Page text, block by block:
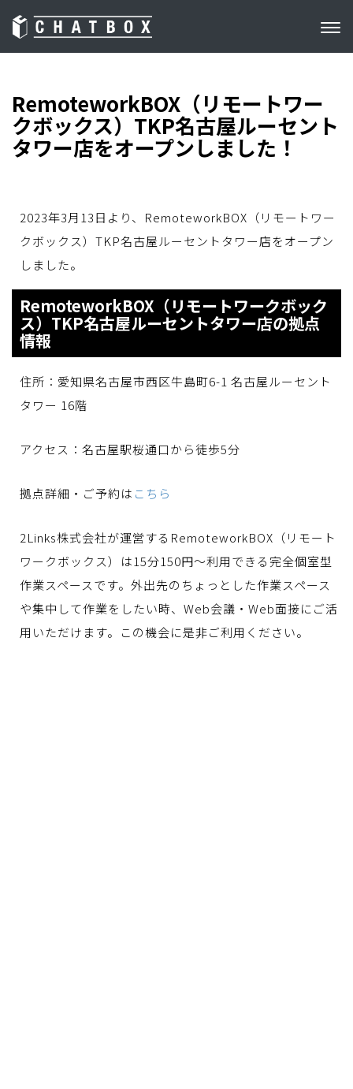
RemoteworkBOX（リモートワー
クボックス）TKP名古屋ルーセント
タワー店をオープンしました！
2023年3月13日より、RemoteworkBOX（リモートワー
クボックス）TKP名古屋ルーセントタワー店をオープン
しました。
RemoteworkBOX（リモートワークボック
ス）TKP名古屋ルーセントタワー店の拠点
情報
住所：愛知県名古屋市西区牛島町6-1 名古屋ルーセント
タワー 16階
アクセス：名古屋駅桜通口から徒歩5分
拠点詳細・ご予約は こちら
2Links株式会社が運営するRemoteworkBOX（リモート
ワークボックス）は15分150円〜利用できる完全個室型
作業スペースです。外出先のちょっとした作業スペース
や集中して作業をしたい時、Web会議・Web面接にご活
用いただけます。この機会に是非ご利用ください。